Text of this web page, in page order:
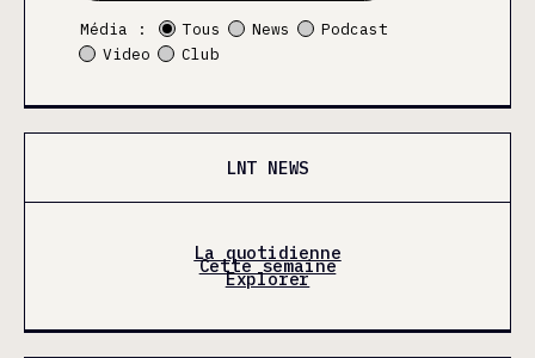
Média : Tous News
Podcast
Video
Club
LNT NEWS
La quotidienne
Cette semaine
Explorer